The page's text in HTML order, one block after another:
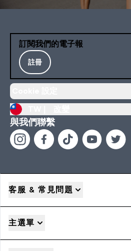
訂閱我們的電子報
註冊
與我們聯繫
客服 & 常見問題
主選單